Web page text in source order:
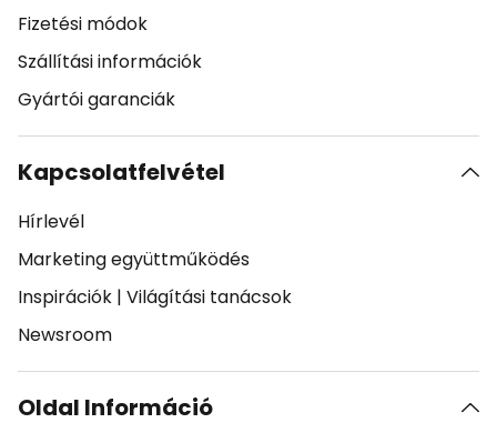
Fizetési módok
Szállítási információk
Gyártói garanciák
Kapcsolatfelvétel
Hírlevél
Marketing együttműködés
Inspirációk | Világítási tanácsok
Newsroom
Oldal Információ